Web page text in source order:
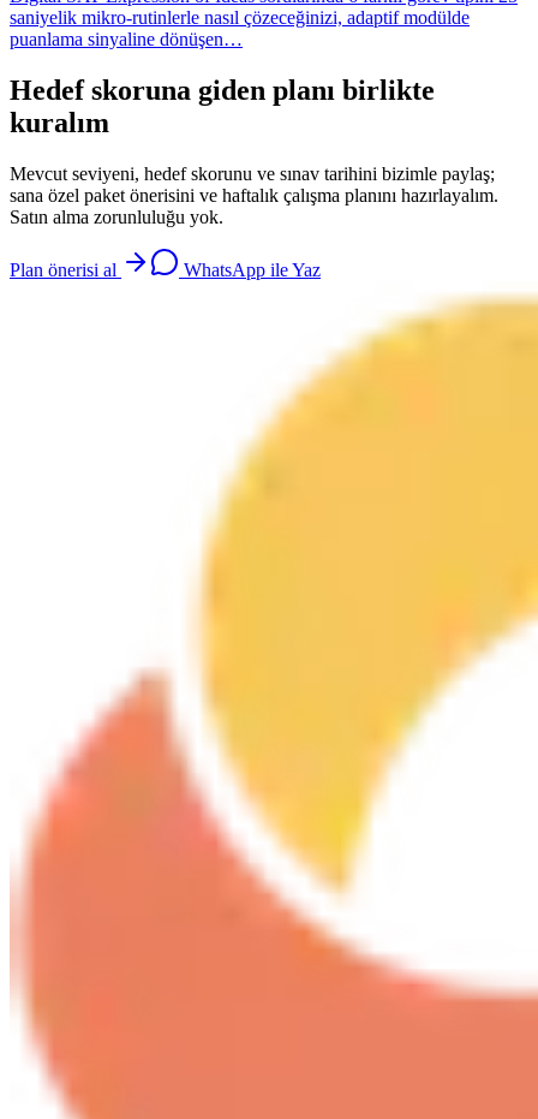
saniyelik mikro-rutinlerle nasıl çözeceğinizi, adaptif modülde
puanlama sinyaline dönüşen…
Hedef skoruna giden planı birlikte
kuralım
Mevcut seviyeni, hedef skorunu ve sınav tarihini bizimle paylaş;
sana özel paket önerisini ve haftalık çalışma planını hazırlayalım.
Satın alma zorunluluğu yok.
Plan önerisi al WhatsApp ile Yaz